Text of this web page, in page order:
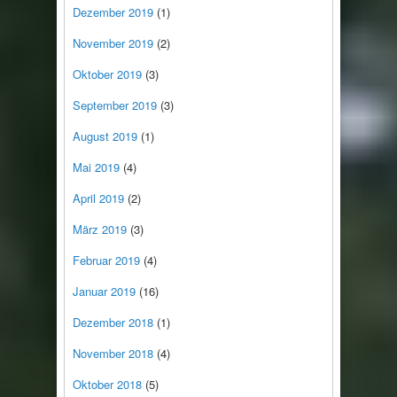
Dezember 2019 (1)
November 2019 (2)
Oktober 2019 (3)
September 2019 (3)
August 2019 (1)
Mai 2019 (4)
April 2019 (2)
März 2019 (3)
Februar 2019 (4)
Januar 2019 (16)
Dezember 2018 (1)
November 2018 (4)
Oktober 2018 (5)